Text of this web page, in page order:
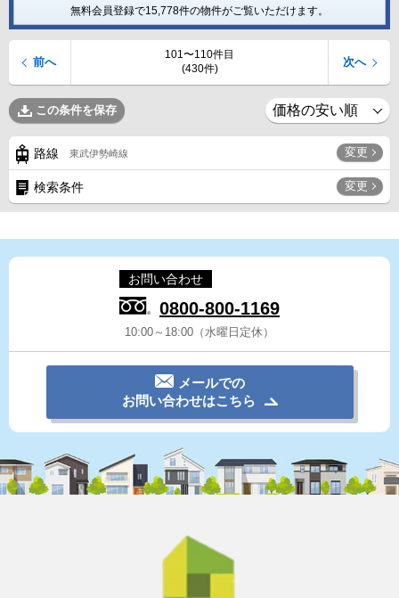
無料会員登録で15,778件の物件がご覧いただけます。
101〜110件目
(430件)
前へ 次へ
この条件を保存
路線 東武伊勢崎線 変更
検索条件 変更
お問い合わせ
0800-800-1169
10:00～18:00（水曜日定休）
メールでの
お問い合わせはこちら